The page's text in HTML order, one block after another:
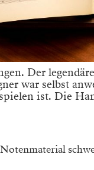
Der
war selbst
ist. Die